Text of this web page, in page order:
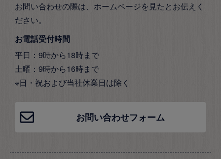
お問い合わせの際は、ホームページを見たとお伝えく
ださい。
お電話受付時間
平日：9時から18時まで
土曜：9時から16時まで
※日・祝および当社休業日は除く
お問い合わせフォーム